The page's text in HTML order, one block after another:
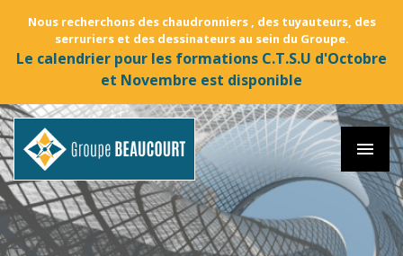
Nous recherchons des chaudronniers , des tuyauteurs, des
serruriers et des dessinateurs au sein du Groupe.
Le calendrier pour les formations C.T.S.U d'Octobre
et Novembre est disponible
menu